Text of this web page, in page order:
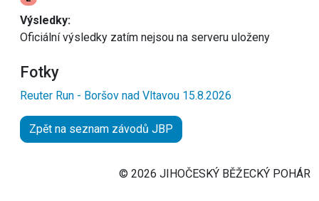
Výsledky:
Oficiální výsledky zatím nejsou na serveru uloženy
Fotky
Reuter Run - Boršov nad Vltavou 15.8.2026
Zpět na seznam závodů JBP
© 2026 JIHOČESKÝ BĚŽECKÝ POHÁR